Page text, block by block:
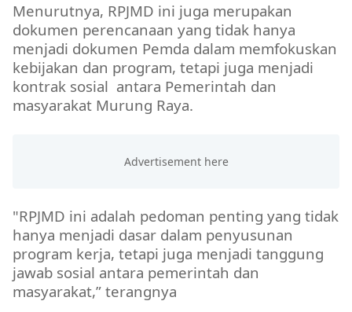
Menurutnya, RPJMD ini juga merupakan
dokumen perencanaan yang tidak hanya
menjadi dokumen Pemda dalam memfokuskan
kebijakan dan program, tetapi juga menjadi
kontrak sosial antara Pemerintah dan
masyarakat Murung Raya.
"RPJMD ini adalah pedoman penting yang tidak
hanya menjadi dasar dalam penyusunan
program kerja, tetapi juga menjadi tanggung
jawab sosial antara pemerintah dan
masyarakat,” terangnya